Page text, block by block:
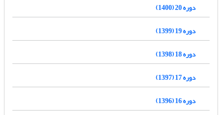
دوره 20 (1400)
دوره 19 (1399)
دوره 18 (1398)
دوره 17 (1397)
دوره 16 (1396)